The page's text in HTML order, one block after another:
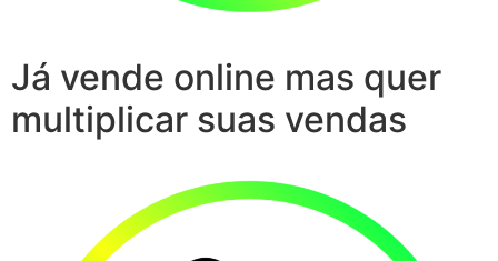
Já vende online mas quer
multiplicar suas vendas